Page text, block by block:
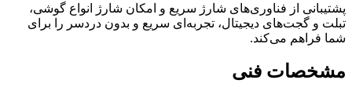
پشتیبانی از فناوری‌های شارژ سریع و امکان شارژ انواع گوشی،
تبلت و گجت‌های دیجیتال، تجربه‌ای سریع و بدون دردسر را برای
شما فراهم می‌کند.
مشخصات فنی